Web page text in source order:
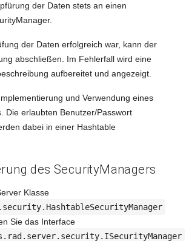
der Daten stets an einen
der Daten erfolgreich war, kann der
abschließen. Im Fehlerfall wird eine
aufbereitet und angezeigt.
und Verwendung eines
Die erlaubten Benutzer/Passwort
dabei in einer Hashtable
des SecurityManagers
Klasse
Sie das Interface